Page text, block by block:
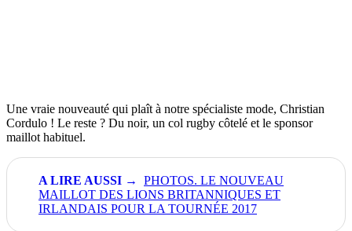
Une vraie nouveauté qui plaît à notre spécialiste mode, Christian
Cordulo ! Le reste ? Du noir, un col rugby côtelé et le sponsor
maillot habituel.
PHOTOS. LE NOUVEAU
MAILLOT DES LIONS BRITANNIQUES ET
IRLANDAIS POUR LA TOURNÉE 2017